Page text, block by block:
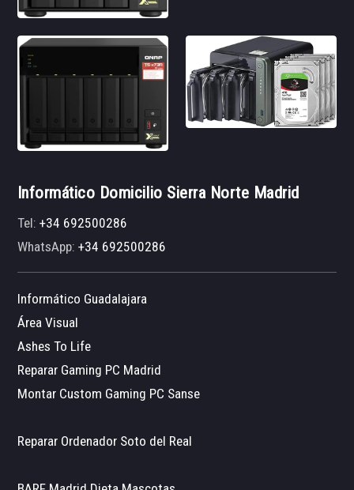
Informático Domicilio Sierra Norte Madrid
Tel:+34 692500286
WhatsApp:+34 692500286
Informático Guadalajara
Área Visual
Ashes To Life
Reparar Gaming PC Madrid
Montar Custom Gaming PC Sanse
Reparar Ordenador Soto del Real